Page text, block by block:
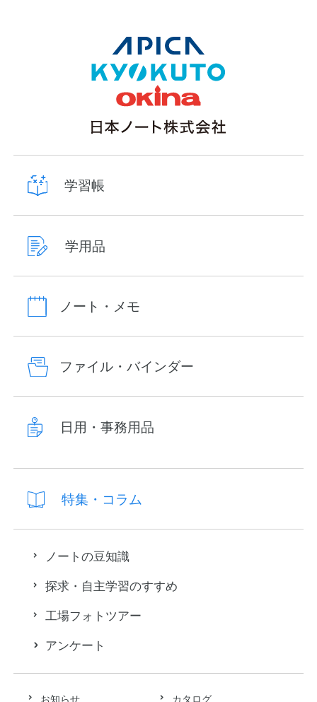
お知らせ カタログ
学習帳
学用品
ノート・メモ
ファイル・バインダー
日用・事務用品
特集・コラム
ノートの豆知識
探求・自主学習のすすめ
工場フォトツアー
アンケート